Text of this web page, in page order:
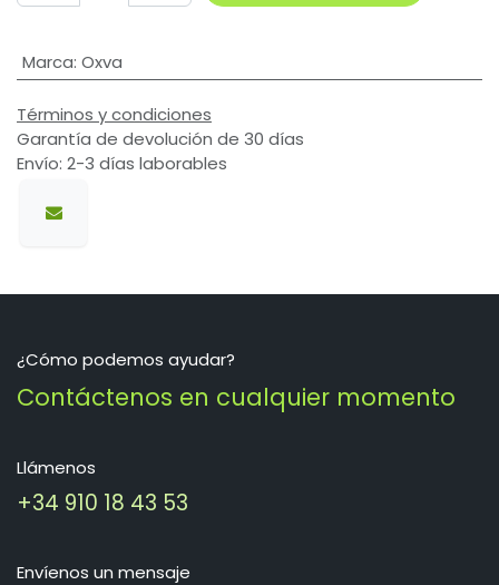
Marca: Oxva
Términos y condiciones
Garantía de devolución de 30 días
Envío: 2-3 días laborables
¿Cómo podemos ayudar?
Contáctenos en cualquier momento
Llámenos
+34 910 18 43 53
Envíenos un mensaje